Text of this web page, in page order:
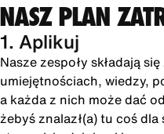
NASZ PLAN
1. Aplikuj
Nasze zespoły składają
umiejętnościach, wiedzy,
a każda z nich może dać
żebyś znalazł(a) tu coś